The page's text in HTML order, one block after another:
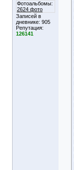
Фотоальбомы:
2624 фото
Записей в
дневнике: 905
Репутация:
126141